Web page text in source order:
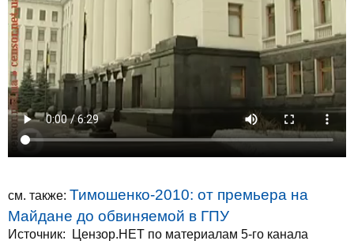
см. также: Тимошенко-2010: от премьера на
Майдане до обвиняемой в ГПУ
Источник: Цензор.НЕТ по материалам 5-го канала